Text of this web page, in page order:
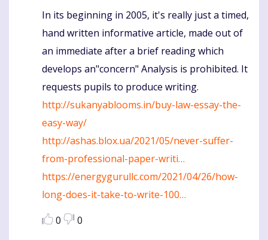
Komentaras
In its beginning in 2005, it's really just a timed,
hand written informative article, made out of
an immediate after a brief reading which
develops an"concern" Analysis is prohibited. It
requests pupils to produce writing.
http://sukanyablooms.in/buy-law-essay-the-
easy-way/
http://ashas.blox.ua/2021/05/never-suffer-
from-professional-paper-writi…
https://energygurullc.com/2021/04/26/how-
long-does-it-take-to-write-100…
0
0